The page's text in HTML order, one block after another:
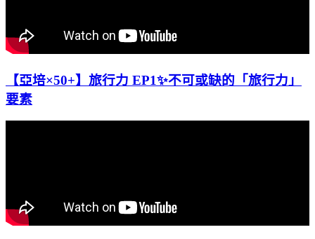
【亞培×50+】旅行力 EP1✨不可或缺的「旅行力」
要素